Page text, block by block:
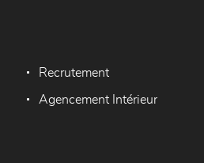
Recrutement
Agencement Intérieur